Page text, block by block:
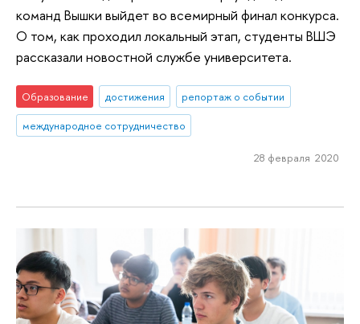
команд Вышки выйдет во всемирный финал конкурса.
О том, как проходил локальный этап, студенты ВШЭ
рассказали новостной службе университета.
Образование достижения
репортаж о событии
международное сотрудничество
28 февраля 2020